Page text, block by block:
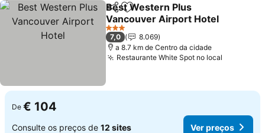
PartilharAdicionar aos favoritos
Best Western Plus
Vancouver Airport Hotel
3 Estrelas
7,0
8.069
a 8.7 km de Centro da cidade
Restaurante White Spot no local
De € 104
Consulte os preços de 12 sites Ver preços